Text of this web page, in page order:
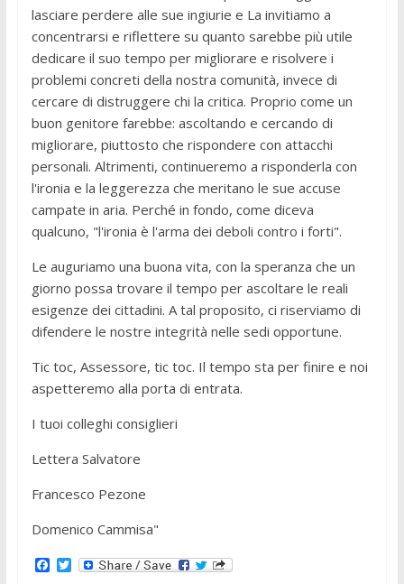
lasciare perdere alle sue ingiurie e La invitiamo a
concentrarsi e riflettere su quanto sarebbe più utile
dedicare il suo tempo per migliorare e risolvere i
problemi concreti della nostra comunità, invece di
cercare di distruggere chi la critica. Proprio come un
buon genitore farebbe: ascoltando e cercando di
migliorare, piuttosto che rispondere con attacchi
personali. Altrimenti, continueremo a risponderla con
l'ironia e la leggerezza che meritano le sue accuse
campate in aria. Perché in fondo, come diceva
qualcuno, "l'ironia è l'arma dei deboli contro i forti".
Le auguriamo una buona vita, con la speranza che un
giorno possa trovare il tempo per ascoltare le reali
esigenze dei cittadini. A tal proposito, ci riserviamo di
difendere le nostre integrità nelle sedi opportune.
Tic toc, Assessore, tic toc. Il tempo sta per finire e noi
aspetteremo alla porta di entrata.
I tuoi colleghi consiglieri
Lettera Salvatore
Francesco Pezone
Domenico Cammisa"
F T